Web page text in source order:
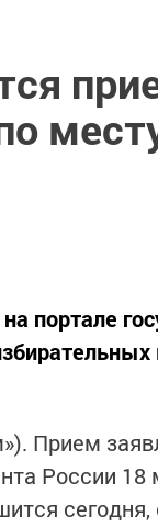
портале
Прием
России 18